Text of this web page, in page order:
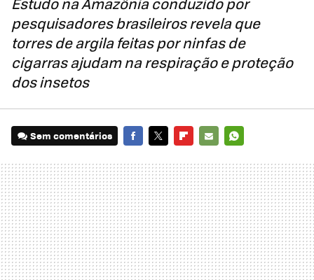
pesquisadores brasileiros revela que
torres de argila feitas por ninfas de
cigarras ajudam na respiração e proteção
dos insetos
Sem comentários
MAIL